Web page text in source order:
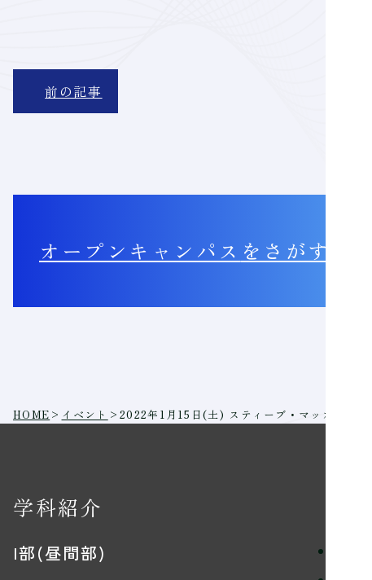
前の記事
オープンキャンパス をさがす
HOME > イベント >2022年1月15日(土) スティーブ・マッカリー ス
学科紹介
I部(昼間部)